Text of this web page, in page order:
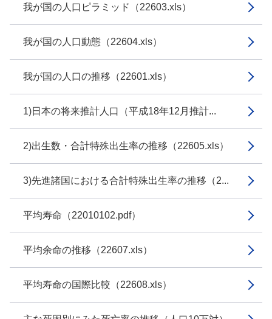
我が国の人口ピラミッド（22603.xls）
我が国の人口動態（22604.xls）
我が国の人口の推移（22601.xls）
1)日本の将来推計人口（平成18年12月推計...
2)出生数・合計特殊出生率の推移（22605.xls）
3)先進諸国における合計特殊出生率の推移（2...
平均寿命（22010102.pdf）
平均余命の推移（22607.xls）
平均寿命の国際比較（22608.xls）